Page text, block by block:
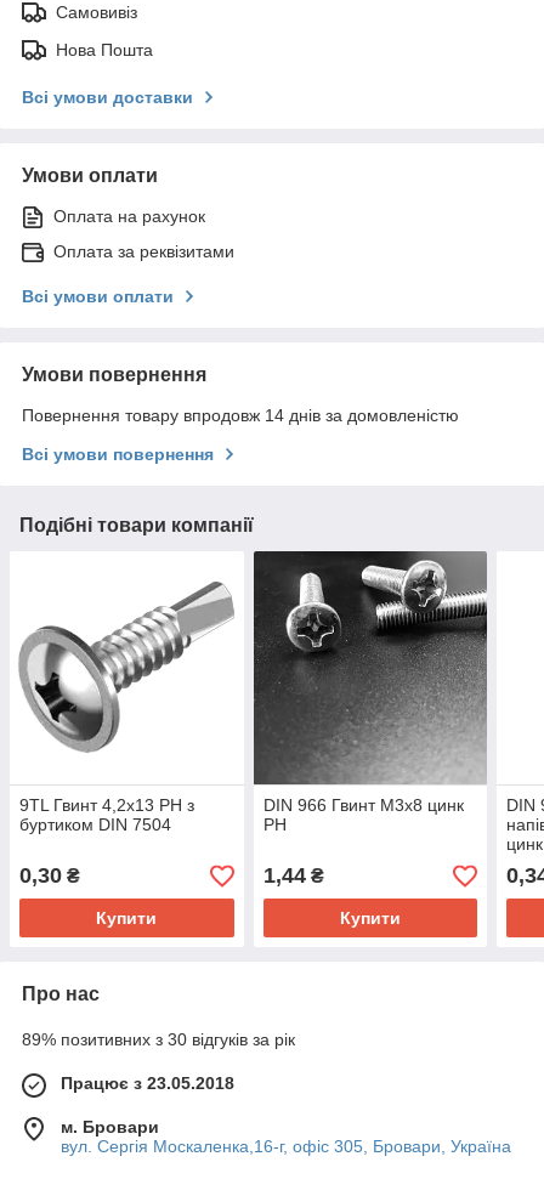
Самовивіз
Нова Пошта
Всі умови доставки
Умови оплати
Оплата на рахунок
Оплата за реквізитами
Всі умови оплати
Умови повернення
Повернення товару впродовж 14 днів за домовленістю
Всі умови повернення
Подібні товари компанії
9TL Гвинт 4,2х13 PH з
буртиком DIN 7504
0,30 ₴
Купити
DIN 966 Гвинт М3х8 цинк
PH
1,44₴
Купити
DIN
Про нас
89% позитивних з 30 відгуків за рік
Працює з 23.05.2018
м. Бровари
вул. Сергія Москаленка,16-г, офіс 305, Бровари, Україна